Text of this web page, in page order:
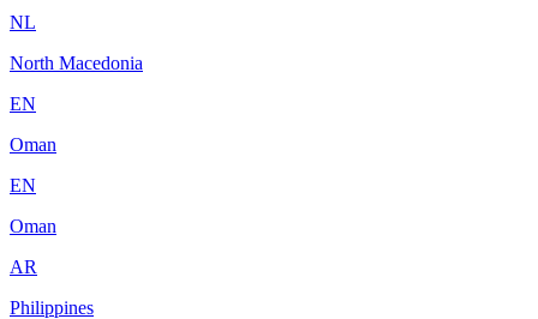
NL
North Macedonia
EN
Oman
EN
Oman
AR
Philippines